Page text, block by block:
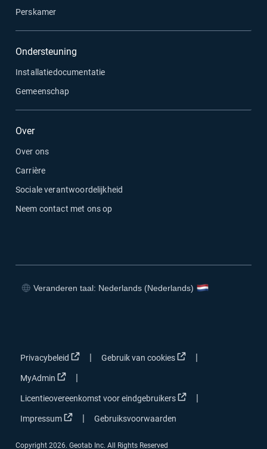
Perskamer
Ondersteuning
Installatiedocumentatie
Gemeenschap
Over
Over ons
Carrière
Sociale verantwoordelijkheid
Neem contact met ons op
Veranderen taal: Nederlands (Nederlands)
Privacybeleid Openen in een nieuw venster
| Gebruik van cookies Openen in een nieuw
|
MyAdmin Openen in een nieuw venster
|
Licentieovereenkomst voor eindgebruikers Openen in een nieuw
|
Impressum Openen in een nieuw venster
| Gebruiksvoorwaarden
Copyright 2026. Geotab Inc. All Rights Reserved